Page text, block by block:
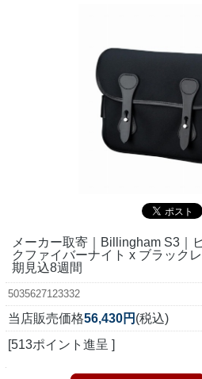
メーカー取寄｜Billingham S3
クファイバーナイト x ブラック
期見込8週間
5035627123332
当店販売価格56,430円 (税込)
[513ポイント進呈 ]